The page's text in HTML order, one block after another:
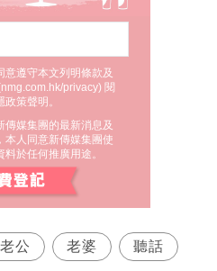
意遵守本文列明條款及
nmg.com.hk/privacy) 閱
策聲明。
傳媒集團的最新消息及
本人同意新傳媒集團使
於任何推廣用途。
老公 老婆 聽話